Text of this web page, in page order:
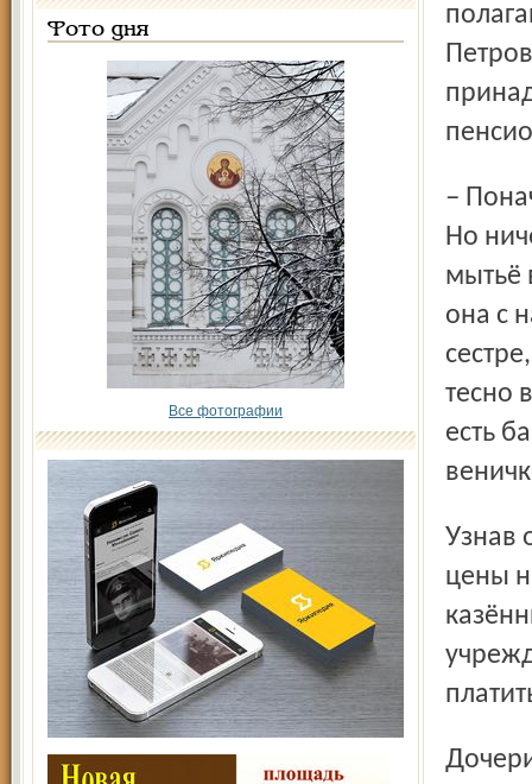
Фото дня
Все фотографии
– Поначалу это нововведение казалось многим дикостью.
Но
мытьё
она с
тесно
есть
Узнав о нововведениях, Елизавета Петровна вздыхает:
цены
Дочери Елизаветы Петровны Тане льгот не полагается.